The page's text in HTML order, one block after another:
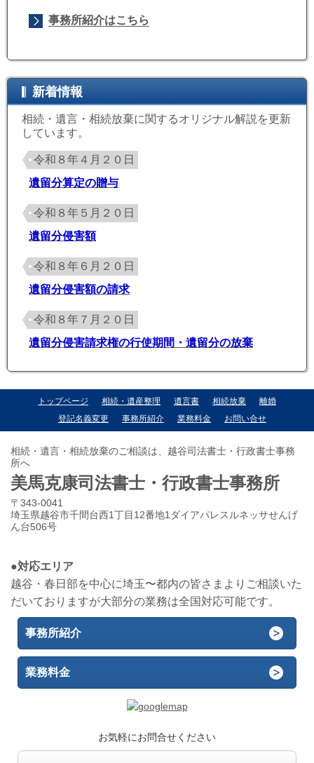
事務所紹介はこちら
新着情報
相続・遺言・相続放棄に関するオリジナル解説を更新
しています。
令和８年４月２０日
遺留分算定の贈与
令和８年５月２０日
遺留分侵害額
令和８年６月２０日
遺留分侵害額の請求
令和８年７月２０日
遺留分侵害請求権の行使期間・遺留分の放棄
トップページ 相続・遺産整理 遺言書 相続放棄
離婚
登記名義変更
事務所紹介 業務料金 お問い合せ
相続・遺言・相続放棄のご相談は、越谷司法書士・行政書士事務
所へ
美馬克康司法書士・行政書士事務所
〒343-0041
埼玉県越谷市千間台西1丁目12番地1ダイアパレスルネッサせんげ
ん台506号
●対応エリア
越谷・春日部を中心に埼玉〜都内の皆さまよりご相談いた
だいておりますが大部分の業務は全国対応可能です。
事務所紹介
業務料金
お気軽にお問合せください